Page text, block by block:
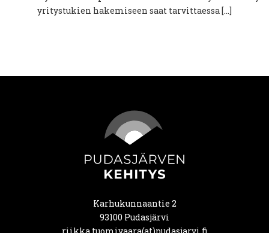
yritystukien hakemiseen saat tarvittaessa […]
Karhukunnaantie 2
93100 Pudasjärvi